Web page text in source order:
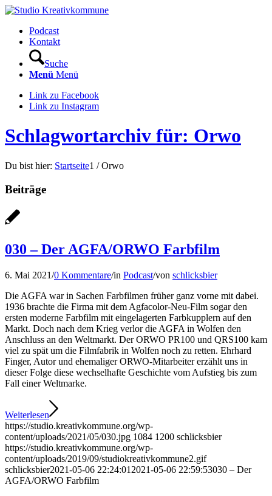
Podcast
Kontakt
Suche
Menü Menü
Link zu Facebook
Link zu Instagram
Schlagwortarchiv für: Orwo
Du bist hier: Startseite1 / Orwo
Beiträge
030 – Der AGFA/ORWO Farbfilm
6. Mai 2021/0 Kommentare/in Podcast/von schlicksbier
Die AGFA war in Sachen Farbfilmen früher ganz vorne mit dabei.
1936 brachte die Firma mit dem Agfacolor-Neu-Film sogar den
ersten moderne Farbfilm mit eingelagerten Farbkupplern auf den
Markt. Doch nach dem Krieg verlor die AGFA in Wolfen den
Anschluss an den Weltmarkt. Der ORWO PR100 und QRS100 kam
viel zu spät um die Filmfabrik in Wolfen noch zu retten. Ehrhard
Finger, Autor und ehemaliger ORWO-Mitarbeiter erzählt uns in
dieser Folge diese wechselhafte Geschichte vom Aufstieg bis zum
Fall einer Weltmarke.
Weiterlesen
https://studio.kreativkommune.org/wp-
content/uploads/2021/05/030.jpg 1084 1200 schlicksbier
https://studio.kreativkommune.org/wp-
content/uploads/2019/09/studiokreativkommune2.gif
schlicksbier2021-05-06 22:24:01 2021-05-06 22:59:53030 – Der
AGFA/ORWO Farbfilm